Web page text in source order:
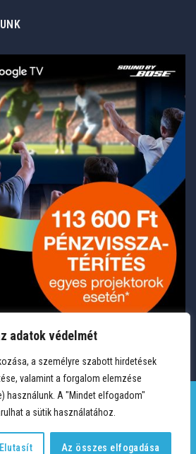
adatok védelmét
a személyre szabott hirdetések
valamint a forgalom elemzése
használunk. A "Mindet elfogadom"
a sütik használatához.
Elutasít Az összes elfogadása